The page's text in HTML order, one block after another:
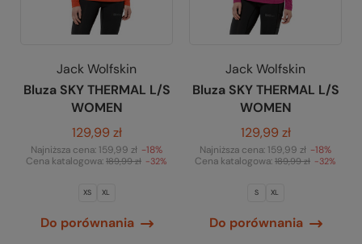
Jack Wolfskin
Bluza SKY THERMAL L/S
WOMEN
129,99 zł
Najniższa cena:159,99 zł -18%
Cena katalogowa: 189,99 zł -32%
XS XL
Do porównania
Jack Wolfskin
Bluza SKY THERMAL L/S
WOMEN
129,99 zł
Najniższa cena:159,99 zł -18%
Cena katalogowa: 189,99 zł -32%
S XL
Do porównania